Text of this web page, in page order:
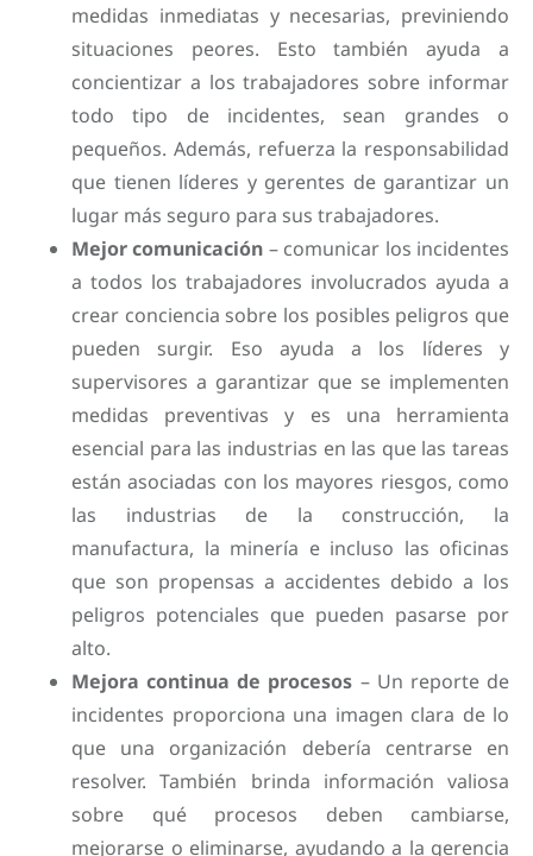
medidas inmediatas y necesarias, previniendo
situaciones peores. Esto también ayuda a
concientizar a los trabajadores sobre informar
todo tipo de incidentes, sean grandes o
pequeños. Además, refuerza la responsabilidad
que tienen líderes y gerentes de garantizar un
lugar más seguro para sus trabajadores.
Mejor comunicación – comunicar los incidentes
a todos los trabajadores involucrados ayuda a
crear conciencia sobre los posibles peligros que
pueden surgir. Eso ayuda a los líderes y
supervisores a garantizar que se implementen
medidas preventivas y es una herramienta
esencial para las industrias en las que las tareas
están asociadas con los mayores riesgos, como
las industrias de la construcción, la
manufactura, la minería e incluso las oficinas
que son propensas a accidentes debido a los
peligros potenciales que pueden pasarse por
alto.
Mejora continua de procesos – Un reporte de
incidentes proporciona una imagen clara de lo
que una organización debería centrarse en
resolver. También brinda información valiosa
sobre qué procesos deben cambiarse,
mejorarse o eliminarse, ayudando a la gerencia